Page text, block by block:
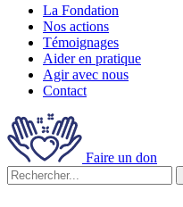
La Fondation
Nos actions
Témoignages
Aider en pratique
Agir avec nous
Contact
Faire un don